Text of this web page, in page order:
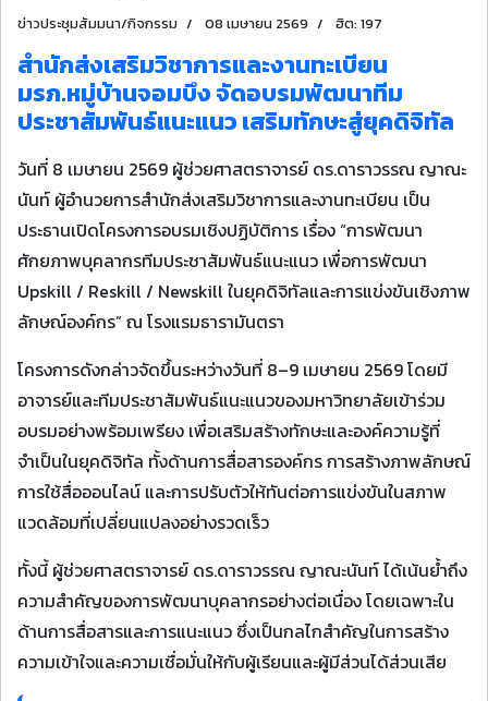
ข่าวประชุมสัมมนา/กิจกรรม 08 เมษายน 2569 ฮิต: 197
สำนักส่งเสริมวิชาการและงานทะเบียน
มรภ.หมู่บ้านจอมบึง จัดอบรมพัฒนาทีม
ประชาสัมพันธ์แนะแนว เสริมทักษะสู่ยุคดิจิทัล
วันที่ 8 เมษายน 2569 ผู้ช่วยศาสตราจารย์ ดร.ดาราวรรณ ญาณะ
นันท์ ผู้อำนวยการสำนักส่งเสริมวิชาการและงานทะเบียน เป็น
ประธานเปิดโครงการอบรมเชิงปฏิบัติการ เรื่อง “การพัฒนา
ศักยภาพบุคลากรทีมประชาสัมพันธ์แนะแนว เพื่อการพัฒนา
Upskill / Reskill / Newskill ในยุคดิจิทัลและการแข่งขันเชิงภาพ
ลักษณ์องค์กร” ณ โรงแรมธารามันตรา
โครงการดังกล่าวจัดขึ้นระหว่างวันที่ 8–9 เมษายน 2569 โดยมี
อาจารย์และทีมประชาสัมพันธ์แนะแนวของมหาวิทยาลัยเข้าร่วม
อบรมอย่างพร้อมเพรียง เพื่อเสริมสร้างทักษะและองค์ความรู้ที่
จำเป็นในยุคดิจิทัล ทั้งด้านการสื่อสารองค์กร การสร้างภาพลักษณ์
การใช้สื่อออนไลน์ และการปรับตัวให้ทันต่อการแข่งขันในสภาพ
แวดล้อมที่เปลี่ยนแปลงอย่างรวดเร็ว
ทั้งนี้ ผู้ช่วยศาสตราจารย์ ดร.ดาราวรรณ ญาณะนันท์ ได้เน้นย้ำถึง
ความสำคัญของการพัฒนาบุคลากรอย่างต่อเนื่อง โดยเฉพาะใน
ด้านการสื่อสารและการแนะแนว ซึ่งเป็นกลไกสำคัญในการสร้าง
ความเข้าใจและความเชื่อมั่นให้กับผู้เรียนและผู้มีส่วนได้ส่วนเสีย